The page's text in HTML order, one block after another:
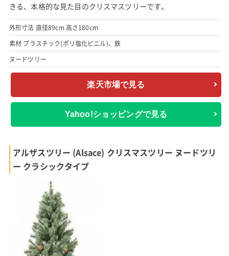
きる、本格的な見た目のクリスマスツリーです。
外形寸法 直径89cm 高さ180cm
素材 プラスチック(ポリ塩化ビニル)、鉄
ヌードツリー
楽天市場で見る
Yahoo!ショッピングで見る
アルザスツリー (Alsace) クリスマスツリー ヌードツリ
ー クラシックタイプ